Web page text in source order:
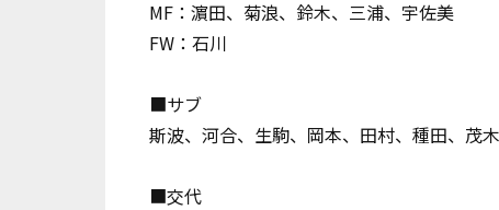
MF：濵田、菊浪、鈴木、三浦、宇佐美
FW：石川
■サブ
斯波、河合、生駒、岡本、田村、種田、茂
■交代